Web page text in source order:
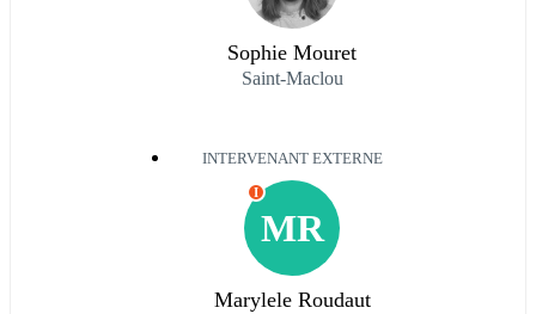
Sophie Mouret
Saint-Maclou
INTERVENANT EXTERNE
MR
I
Marylele Roudaut